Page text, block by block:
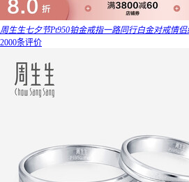
周生生七夕节Pt950铂金戒指一路同行白金对戒情侣
2000条评价